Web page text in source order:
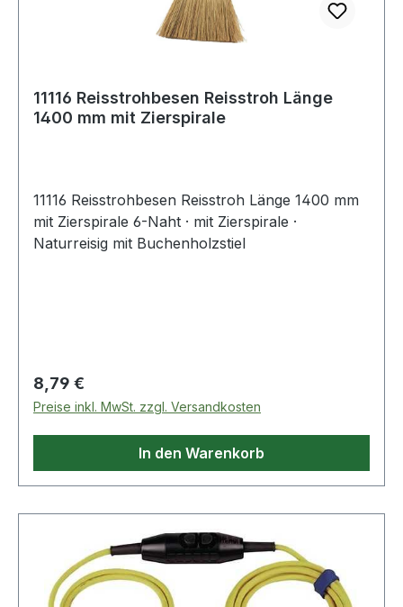
11116 Reisstrohbesen Reisstroh Länge
1400 mm mit Zierspirale
11116 Reisstrohbesen Reisstroh Länge 1400 mm
mit Zierspirale 6-Naht · mit Zierspirale ·
Naturreisig mit Buchenholzstiel
Regulärer Preis:
8,79 €
Preise inkl. MwSt. zzgl. Versandkosten
In den Warenkorb